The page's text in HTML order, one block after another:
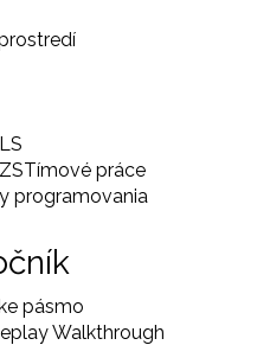
Tímové práce
programovania
pásmo
Walkthrough